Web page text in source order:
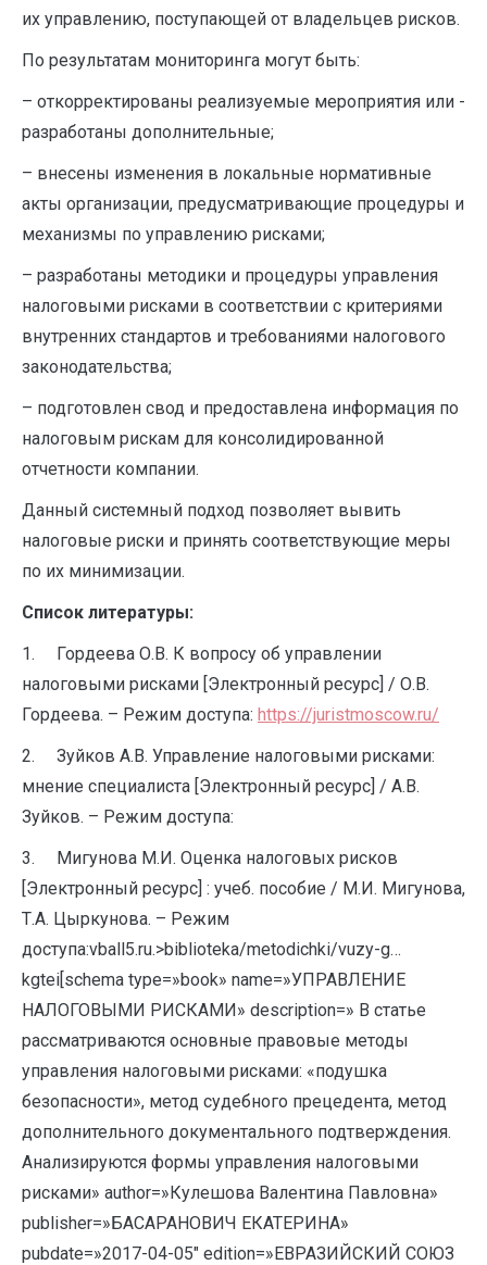
их управлению, поступающей от владельцев рисков.
По результатам мониторинга могут быть:
– откорректированы реализуемые мероприятия или ­
разработаны дополнительные;
– внесены изменения в локальные нормативные
акты организации, предусматривающие процедуры и
механизмы по управлению рисками;
– разработаны методики и процедуры управления
налоговыми рисками в соответствии с критериями
внутренних стандартов и требованиями налогового
законодательства;
– подготовлен свод и предоставлена информация по
налоговым рискам для консолидированной
отчетности компании.
Данный системный подход позволяет вывить
налоговые риски и принять соответствующие меры
по их минимизации.
Список литературы:
1. Гордеева О.В. К вопросу об управлении
налоговыми рисками [Электронный ресурс] / О.В.
Гордеева. – Режим доступа: https://juristmoscow.ru/
2. Зуйков А.В. Управление налоговыми рисками:
мнение специалиста [Электронный ресурс] / А.В.
Зуйков. – Режим доступа:
3. Мигунова М.И. Оценка налоговых рисков
[Электронный ресурс] : учеб. пособие / М.И. Мигунова,
Т.А. Цыркунова. – Режим
доступа:vball5.ru.>biblioteka/metodichki/vuzy-g…
kgtei[schema type=»book» name=»УПРАВЛЕНИЕ
НАЛОГОВЫМИ РИСКАМИ» description=» В статье
рассматриваются основные правовые методы
управления налоговыми рисками: «подушка
безопасности», метод судебного прецедента, метод
дополнительного документального подтверждения.
Анализируются формы управления налоговыми
рисками» author=»Кулешова Валентина Павловна»
publisher=»БАСАРАНОВИЧ ЕКАТЕРИНА»
pubdate=»2017-04-05″ edition=»ЕВРАЗИЙСКИЙ СОЮЗ